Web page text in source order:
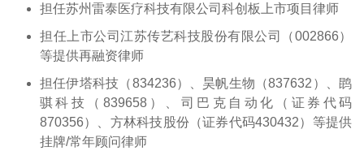
担任苏州雷泰医疗科技有限公司科创板上市项目律师
担任上市公司江苏传艺科技股份有限公司（002866）
等提供再融资律师
担任伊塔科技（834236）、昊帆生物（837632）、鹍
骐科技（839658）、司巴克自动化（证券代码
870356）、方林科技股份（证券代码430432）等提供
挂牌/常年顾问律师